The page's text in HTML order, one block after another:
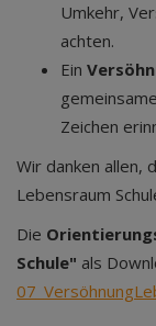
Umkehr,
achten.
Ein
Zeichen
Wir danken allen,
Lebensraum
Die
Schule" als